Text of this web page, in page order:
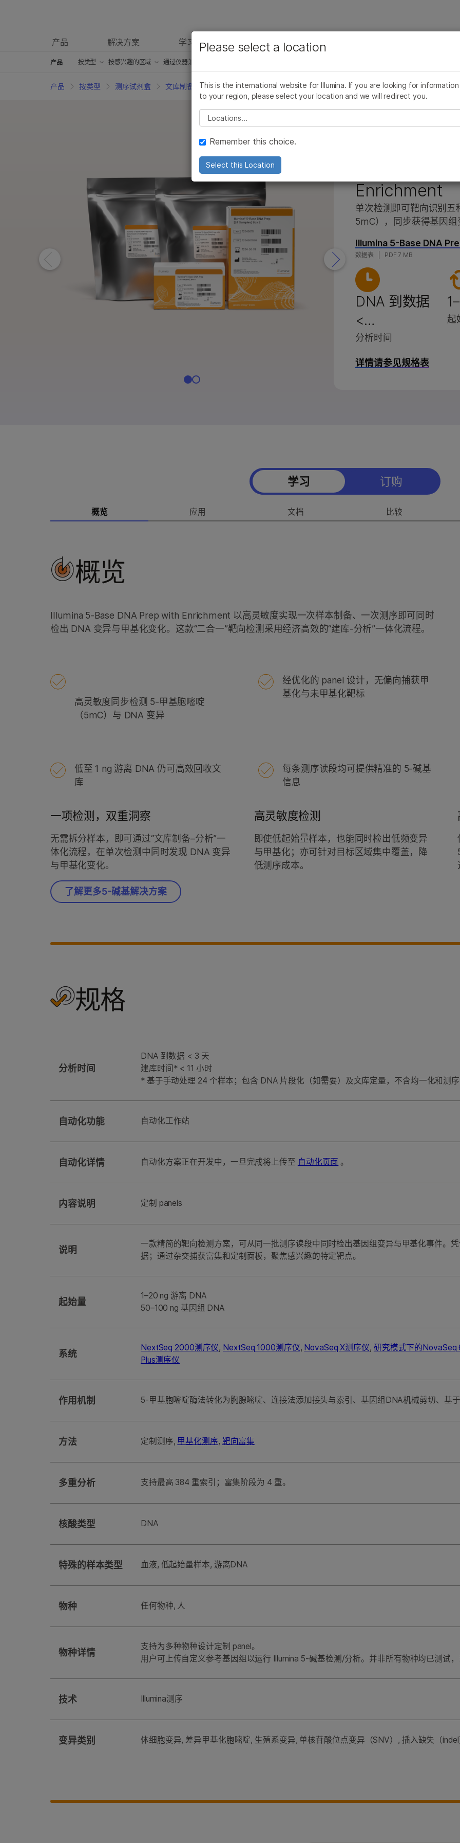
产品 解决方案 学习
产品 按类型
测序试剂盒
体外诊断（IVD）产品
配件产品
服务和培训产品
按感兴趣的区域
癌症研究产品
生殖保健产品
遗传病产品
通过仪器兼容性
iScan产品
iSeq 100产品
MiniSeq产品
MiSeq产品
MiSeqDx产品
NextSeq 500和NextSeq 550产品
NovaSeq 6000 产品
NextSeq 1000和2000产品
NovaSeq X系列产品
MiSeq i100 产品
AmpliSeq for Illumina
TruSight Oncology 500产品家族
TruSight Oncology产品系列
TruSight panel
Illumina DNA Prep
Infinium芯片
Pillar oncoReveal 试剂盒
TruPath Genome 解决方案
因美纳5-碱基解决方案
StrataMap Spatial
因美纳SOMAmer蛋白组学
浏览所有产品
产品概述 按类型
测序试剂盒
体外诊断（IVD）产品
配件产品
服务和培训产品
按感兴趣的区域
癌症研究产品
生殖保健产品
遗传病产品
通过仪器兼容性
iScan产品
iSeq 100产品
MiniSeq产品
MiSeq产品
MiSeqDx产品
NextSeq 500和NextSeq 550产品
NovaSeq 6000 产品
NextSeq 1000和2000产品
NovaSeq X系列产品
MiSeq i100 产品
AmpliSeq for Illumina
TruSight Oncology 500产品家族
TruSight Oncology产品系列
TruSight panel
Illumina DNA Prep
Infinium芯片
Pillar oncoReveal 试剂盒
TruPath Genome 解决方案
因美纳5-碱基解决方案
StrataMap Spatial
因美纳SOMAmer蛋白组学
产品 按类型 测序试剂盒 文库制备试剂盒 Illumina 5-Base DNA Prep with Enrichment
Illumina 5-
Enrichment
单次检测即可靶向识别五
5mC），同步获得基因组
Illumina 5-Base DNA
数据表 PDF 7 MB
DNA 到数据
<…
分析时间
起
详情请参见规格表
学习 订购
概览 应用 文档 比较
概览
Illumina 5-Base DNA Prep with Enrichment 以高灵敏度实现一次样本制备、一次测序即可同时
检出 DNA 变异与甲基化变化。这款“二合一”靶向检测采用经济高效的“建库-分析”一体化流程。
高灵敏度同步检测 5-甲基胞嘧啶
（5mC）与 DNA 变异
经优化的 panel 设计，无偏向捕获甲
基化与未甲基化靶标
低至 1 ng 游离 DNA 仍可高效回收文
库
每条测序读段均可提供精准的 5-碱基
信息
一项检测，双重洞察
无需拆分样本，即可通过“文库制备–分析”一
体化流程，在单次检测中同时发现 DNA 变异
与甲基化变化。
高灵敏度检测
即使低起始量样本，也能同时检出低频变异
与甲基化；亦可针对目标区域集中覆盖，降
低测序成本。
了解更多5-碱基解决方案
规格
分析时间
DNA 到数据 < 3 天
建库时间* < 11 小时
* 基于手动处理 24 个样本；包含 DNA 片段化（如需要）及文库定量，不含均一化和测序
自动化功能 ⾃动化⼯作站
自动化详情 自动化方案正在开发中，一旦完成将上传至 自动化页面 。
内容说明 定制 panels
说明
一款精简的靶向检测方案，可从同一批测序读段中同时检出基因组变异与甲基化事件。
据；通过杂交捕获富集和定制面板，聚焦感兴趣的特定靶点。
起始量
1–20 ng 游离 DNA
50–100 ng 基因组 DNA
系统
NextSeq 2000测序仪, NextSeq 1000测序仪, NovaSeq X测序仪, 研究模式下的NovaSeq
Plus测序仪
作用机制 5-甲基胞嘧啶酶法转化为胸腺嘧啶、连接法添加接头与索引、基因组DNA机械剪切、基
方法 定制测序, 甲基化测序, 靶向富集
多重分析 支持最高 384 重索引；富集阶段为 4 重。
核酸类型 DNA
特殊的样本类型 血液, 低起始量样本, 游离DNA
物种 任何物种, 人
物种详情
支持为多种物种设计定制 panel。
用户可上传自定义参考基因组以运行 Illumina 5-碱基检测/分析。并非所有物种均已测试
技术 Illumina测序
变异类别 体细胞变异, 差异甲基化胞嘧啶, 生殖系变异, 单核苷酸位点变异（SNV）, 插入缺失（indel
微生物学
农业基因组学
复杂疾病
生殖健康
遗传病和罕见病
Please select a location
This is the international website for Illumina. If you are looking for
to your region, please select your location and we will redirect you.
Please select a location
Remember this choice.
Select this Location